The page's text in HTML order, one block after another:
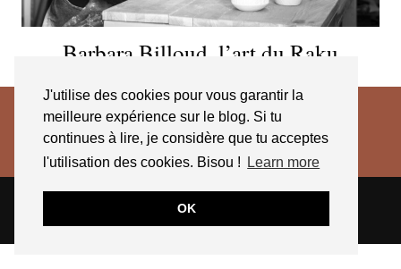
J'utilise des cookies pour vous garantir la
meilleure expérience sur le blog. Si tu
continues à lire, je considère que tu acceptes
l'utilisation des cookies. Bisou !
Learn more
OK
Barbara Billoud, l’art du Raku
THEME CREATED BYpipdig